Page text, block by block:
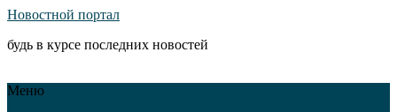
Новостной портал
будь в курсе последних новостей
Меню